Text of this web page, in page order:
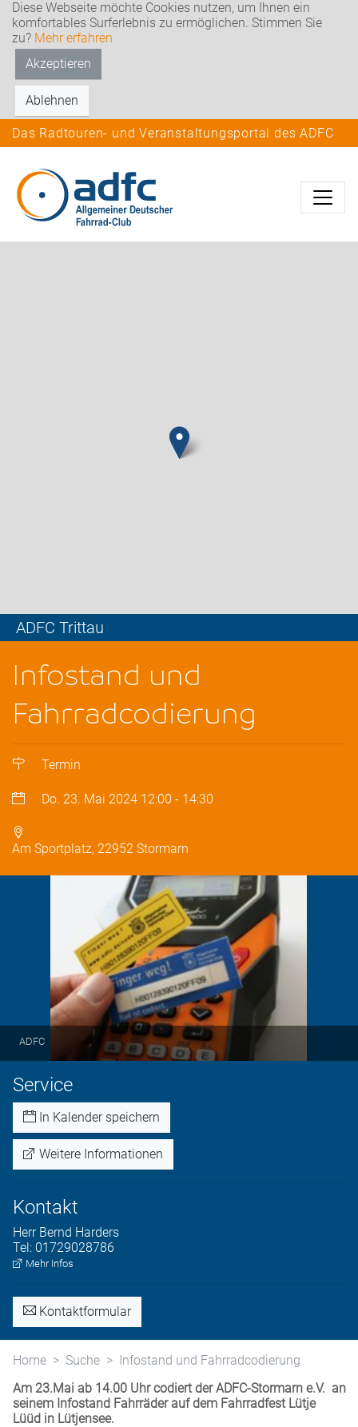
Diese Webseite möchte Cookies nutzen, um Ihnen ein
komfortables Surferlebnis zu ermöglichen. Stimmen Sie
zu? Mehr erfahren
Akzeptieren
Ablehnen
Das Radtouren- und Veranstaltungsportal des ADFC
ADFC Trittau
Infostand und
Fahrradcodierung
Termin
Do. 23. Mai 2024 12:00 - 14:30
Am Sportplatz, 22952 Stormarn
ADFC
Service
In Kalender speichern
Weitere Informationen
Kontakt
Herr Bernd Harders
Tel: 01729028786
Mehr Infos
Kontaktformular
Home Suche
Infostand und Fahrradcodierung
Am 23.Mai ab 14.00 Uhr codiert der ADFC-Stormarn e.V. an
seinem Infostand Fahrräder auf dem Fahrradfest Lütje
Lüüd in Lütjensee.